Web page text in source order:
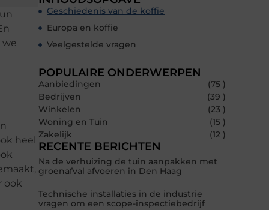
we
heel
ook
Geschiedenis van de koffie
Europa en koffie
Veelgestelde vragen
POPULAIRE ONDERWERPEN
Aanbiedingen
(75 )
Bedrijven
(39 )
Winkelen
(23 )
Woning en Tuin
(15 )
Zakelijk
(12 )
RECENTE BERICHTEN
Na de verhuizing de tuin aanpakken met
groenafval afvoeren in Den Haag
Technische installaties in de industrie
vragen om een scope-inspectiebedrijf